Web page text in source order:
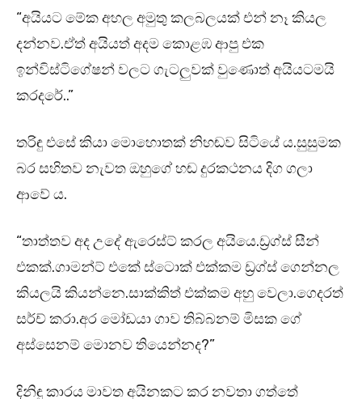
“අයියට මේක අහල අමුතු කලබලයක් එන් නෑ කියල
දන්නව.ඒත් අයියත් අදම කොළඹ ආපු එක
ඉන්විස්ටිගේෂන් වලට ගැටලුවක් වුණොත් අයියටමයි
කරදරේ..”
තරිඳු එසේ කියා මොහොතක් නිහඬව සිටියේ ය.සුසුමක
බර සහිතව නැවත ඔහුගේ හඬ දුරකථනය දිග ගලා
ආවේ ය.
“තාත්තව අද උදේ ඇරෙස්ට් කරල අයියෙ.ඩ්‍රග්ස් සීන්
එකක්.ගාමන්ට් එකේ ස්ටොක් එක්කම ඩ්‍රග්ස් ගෙන්නල
කියලයි කියන්නෙ.සාක්කිත් එක්කම අහු වෙලා.ගෙදරත්
සර්ච් කරා.අර මෝඩයා ගාව තිබ්බනම් මිසක ගේ
අස්සෙනම් මොනව තියෙන්නද?”
දිනිඳු කාරය මාවත අයිනකට කර නවතා ගත්තේ